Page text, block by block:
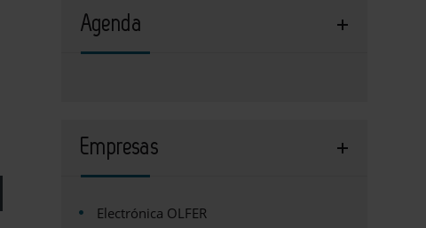
Agenda
Empresas
Electrónica OLFER